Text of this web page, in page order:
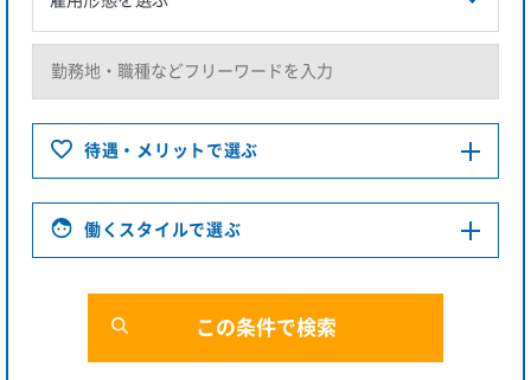
待遇・メリットで選ぶ
働くスタイルで選ぶ